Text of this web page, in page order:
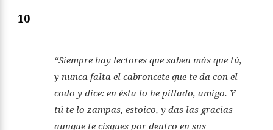
10
“Siempre hay lectores que saben más que tú,
y nunca falta el cabroncete que te da con el
codo y dice: en ésta lo he pillado, amigo. Y
tú te lo zampas, estoico, y das las gracias
aunque te cisques por dentro en sus